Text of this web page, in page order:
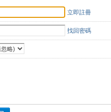
立即註冊
找回密碼